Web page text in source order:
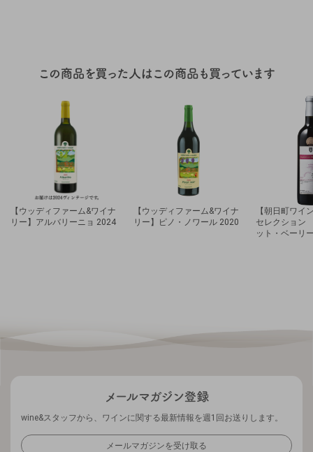
【ウッディファーム&ワイナ
リー】アルバリーニョ 2024
【ウッディファーム&ワイナ
リー】ピノ・ノワール 2020
【朝日町ワイ
セレクション
ット・ベーリ
wine&スタッフから、ワインに関する最新情報を週1回お送りします。
メールマガジンを受け取る